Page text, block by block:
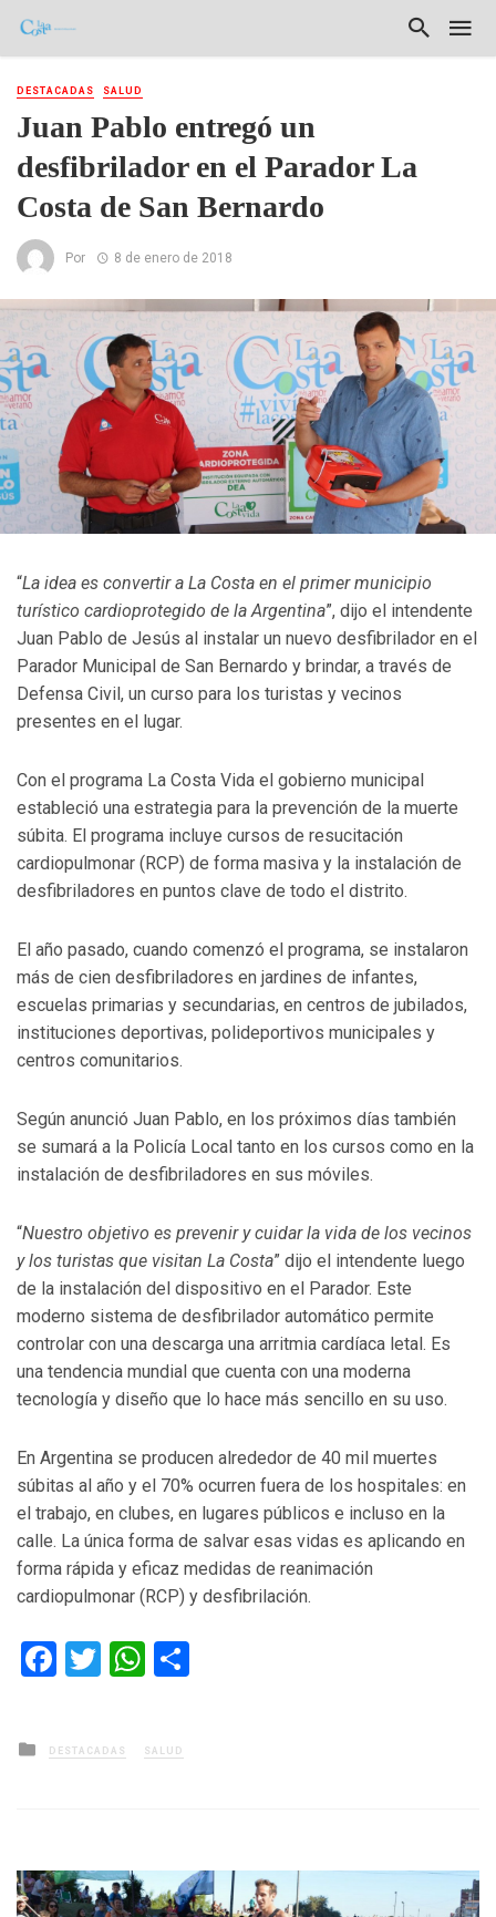
DESTACADAS SALUD
Juan Pablo entregó un
desfibrilador en el Parador La
Costa de San Bernardo
Por 8 de enero de 2018
“La idea es convertir a La Costa en el primer municipio
turístico cardioprotegido de la Argentina”, dijo el intendente
Juan Pablo de Jesús al instalar un nuevo desfibrilador en el
Parador Municipal de San Bernardo y brindar, a través de
Defensa Civil, un curso para los turistas y vecinos
presentes en el lugar.
Con el programa La Costa Vida el gobierno municipal
estableció una estrategia para la prevención de la muerte
súbita. El programa incluye cursos de resucitación
cardiopulmonar (RCP) de forma masiva y la instalación de
desfibriladores en puntos clave de todo el distrito.
El año pasado, cuando comenzó el programa, se instalaron
más de cien desfibriladores en jardines de infantes,
escuelas primarias y secundarias, en centros de jubilados,
instituciones deportivas, polideportivos municipales y
centros comunitarios.
Según anunció Juan Pablo, en los próximos días también
se sumará a la Policía Local tanto en los cursos como en la
instalación de desfibriladores en sus móviles.
“Nuestro objetivo es prevenir y cuidar la vida de los vecinos
y los turistas que visitan La Costa” dijo el intendente luego
de la instalación del dispositivo en el Parador. Este
moderno sistema de desfibrilador automático permite
controlar con una descarga una arritmia cardíaca letal. Es
una tendencia mundial que cuenta con una moderna
tecnología y diseño que lo hace más sencillo en su uso.
En Argentina se producen alrededor de 40 mil muertes
súbitas al año y el 70% ocurren fuera de los hospitales: en
el trabajo, en clubes, en lugares públicos e incluso en la
calle. La única forma de salvar esas vidas es aplicando en
forma rápida y eficaz medidas de reanimación
cardiopulmonar (RCP) y desfibrilación.
Facebook
TwitterWhatsApp
Posted
in
DESTACADAS SALUD